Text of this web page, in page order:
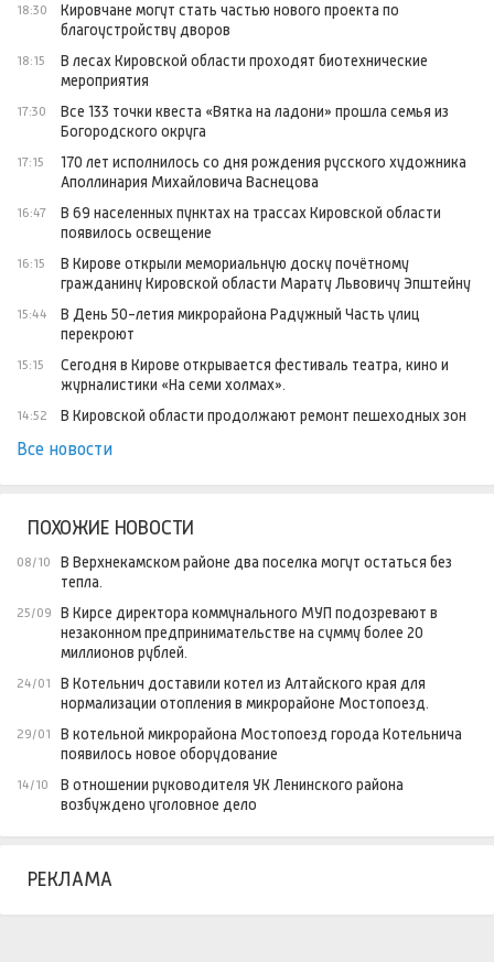
18:30
Кировчане могут стать частью нового проекта по
благоустройству дворов
18:15
В лесах Кировской области проходят биотехнические
мероприятия
17:30
Все 133 точки квеста «Вятка на ладони» прошла семья из
Богородского округа
17:15
170 лет исполнилось со дня рождения русского художника
Аполлинария Михайловича Васнецова
16:47
В 69 населенных пунктах на трассах Кировской области
появилось освещение
16:15
В Кирове открыли мемориальную доску почётному
гражданину Кировской области Марату Львовичу Эпштейну
15:44
В День 50-летия микрорайона Радужный Часть улиц
перекроют
15:15
Сегодня в Кирове открывается фестиваль театра, кино и
журналистики «На семи холмах».
14:52 В Кировской области продолжают ремонт пешеходных зон
Все новости
ПОХОЖИЕ НОВОСТИ
08/10
В Верхнекамском районе два поселка могут остаться без
тепла.
25/09
В Кирсе директора коммунального МУП подозревают в
незаконном предпринимательстве на сумму более 20
миллионов рублей.
24/01
В Котельнич доставили котел из Алтайского края для
нормализации отопления в микрорайоне Мостопоезд.
29/01
В котельной микрорайона Мостопоезд города Котельнича
появилось новое оборудование
14/10
В отношении руководителя УК Ленинского района
возбуждено уголовное дело
РЕКЛАМА